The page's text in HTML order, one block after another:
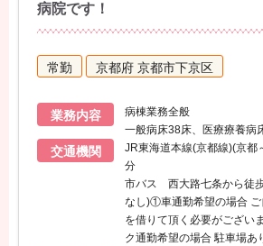
病院です！
常勤 京都府 京都市下京区
業務内容
病棟業務全般
一般病床38床、医療療養病
交通機関
JR東海道本線(京都線)(京都
分
市バス 西大路七条から徒
なし)①車通勤希望の場合
を借りて頂く必要がござい
ク通勤希望の場合 駐車場あ